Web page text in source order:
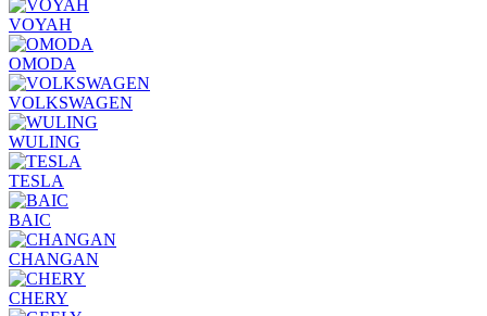
VOYAH
OMODA
VOLKSWAGEN
WULING
TESLA
BAIC
CHANGAN
CHERY